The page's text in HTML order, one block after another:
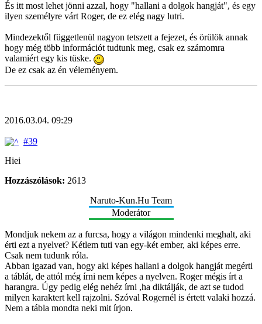
És itt most lehet jönni azzal, hogy "hallani a dolgok hangját", és egy
ilyen személyre várt Roger, de ez elég nagy lutri.
Mindezektől függetlenül nagyon tetszett a fejezet, és örülök annak
hogy még több információt tudtunk meg, csak ez számomra
valamiért egy kis tüske.
De ez csak az én véleményem.
2016.03.04. 09:29
#39
Hiei
Hozzászólások: 2613
Naruto-Kun.Hu Team
Moderátor
Mondjuk nekem az a furcsa, hogy a világon mindenki meghalt, aki
érti ezt a nyelvet? Kétlem tuti van egy-két ember, aki képes erre.
Csak nem tudunk róla.
Abban igazad van, hogy aki képes hallani a dolgok hangját megérti
a táblát, de attól még írni nem képes a nyelven. Roger mégis írt a
harangra. Úgy pedig elég nehéz írni ,ha diktálják, de azt se tudod
milyen karaktert kell rajzolni. Szóval Rogernél is értett valaki hozzá.
Nem a tábla mondta neki mit írjon.